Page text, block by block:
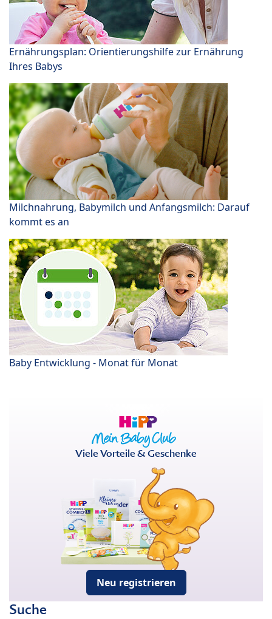
Ernährungsplan: Orientierungshilfe zur Ernährung
Ihres Babys
Milchnahrung, Babymilch und Anfangsmilch: Darauf
kommt es an
Baby Entwicklung - Monat für Monat
Viele Vorteile & Geschenke
Neu registrieren
Suche